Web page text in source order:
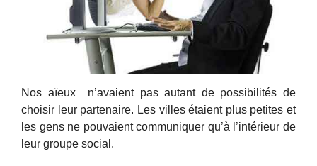
Nos aïeux n’avaient pas autant de possibilités de
choisir leur partenaire. Les villes étaient plus petites et
les gens ne pouvaient communiquer qu’à l’intérieur de
leur groupe social.